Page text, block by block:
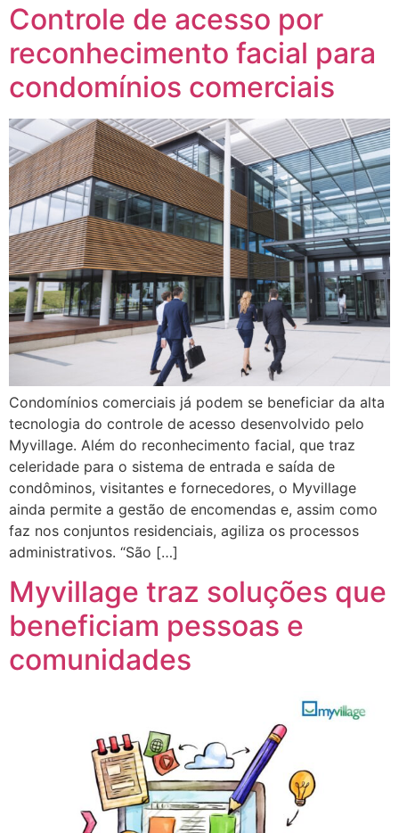
Controle de acesso por
reconhecimento facial para
condomínios comerciais
Condomínios comerciais já podem se beneficiar da alta
tecnologia do controle de acesso desenvolvido pelo
Myvillage. Além do reconhecimento facial, que traz
celeridade para o sistema de entrada e saída de
condôminos, visitantes e fornecedores, o Myvillage
ainda permite a gestão de encomendas e, assim como
faz nos conjuntos residenciais, agiliza os processos
administrativos. “São […]
Myvillage traz soluções que
beneficiam pessoas e
comunidades